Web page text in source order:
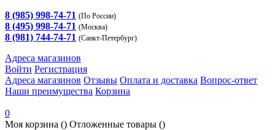
8 (985) 998-74-71 (По России)
8 (495) 998-74-71 (Москва)
8 (981) 744-74-71 (Санкт-Петербург)
Адреса магазинов
Войти Регистрация
Адреса магазинов Отзывы Оплата и доставка Вопрос-ответ
Наши преимущества Корзина
0
Моя корзина () Отложенные товары ()